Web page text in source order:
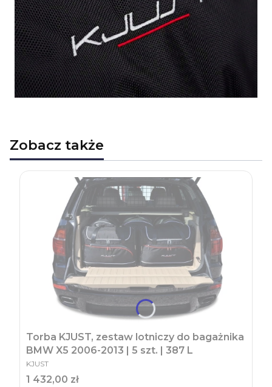
Zobacz także
Torba KJUST, zestaw lotniczy do bagażnika
BMW X5 2006-2013 | 5 szt. | 387 L
PRODUCENT
KJUST
Cena
1 432,00 zł